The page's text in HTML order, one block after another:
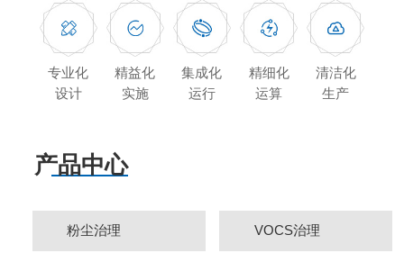
专业化
设计
精益化
实施
集成化
运行
精细化
运算
清洁化
生产
产品中心
粉尘治理 VOCS治理